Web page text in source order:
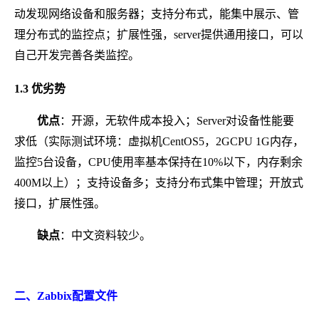
动发现网络设备和服务器；支持分布式，能集中展示、管
理分布式的监控点；扩展性强，server提供通用接口，可以
自己开发完善各类监控。
1.3 优劣势
优点：开源，无软件成本投入；Server对设备性能要
求低（实际测试环境：虚拟机CentOS5，2GCPU 1G内存，
监控5台设备，CPU使用率基本保持在10%以下，内存剩余
400M以上）；支持设备多；支持分布式集中管理；开放式
接口，扩展性强。
缺点：中文资料较少。
二、Zabbix配置文件